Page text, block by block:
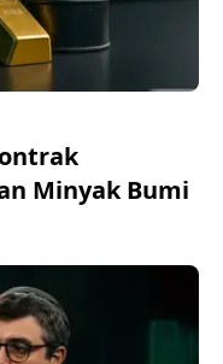
Minyak Bumi